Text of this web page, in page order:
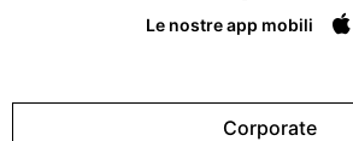
Le nostre app mobili
Corporate